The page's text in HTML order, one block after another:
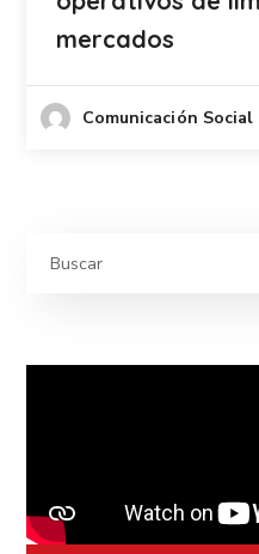
mercados
Comunicación Social